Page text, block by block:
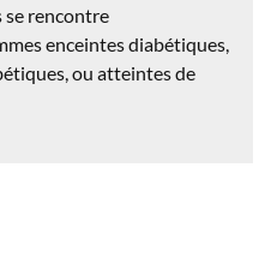
se rencontre
enceintes diabétiques,
ou atteintes de